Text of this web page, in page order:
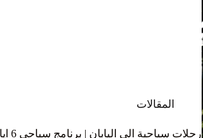
المقالات
رحلات سياحية الى اليابان | برنامج سياحي 6 ايام الي اليابان 2026